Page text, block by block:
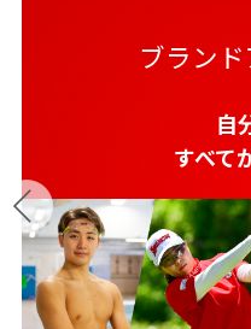
ブラン
自
すべて